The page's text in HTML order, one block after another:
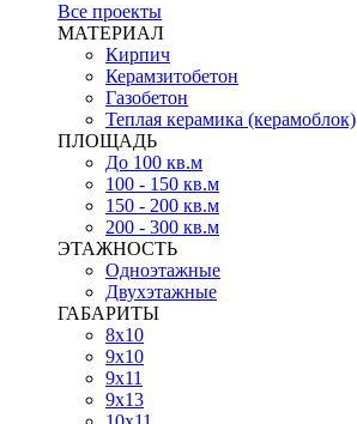
Все проекты
МАТЕРИАЛ
Кирпич
Керамзитобетон
Газобетон
Теплая керамика (керамоблок)
ПЛОЩАДЬ
До 100 кв.м
100 - 150 кв.м
150 - 200 кв.м
200 - 300 кв.м
ЭТАЖНОСТЬ
Одноэтажные
Двухэтажные
ГАБАРИТЫ
8х10
9х10
9х11
9х13